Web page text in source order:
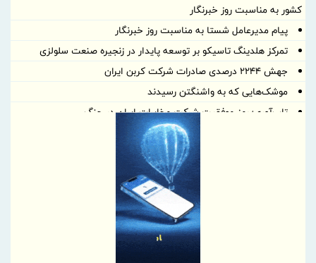
کشور به مناسبت روز خبرنگار
پیام مدیرعامل شستا به مناسبت روز خبرنگار
تمرکز هلدینگ تاسیکو بر توسعه پایدار در زنجیره صنعت سلولزی
جهش ۲۲۴۴ درصدی صادرات شرکت کربن ایران
موشک‌هایی که به واشنگتن رسیدند
تاب‌آوری؛ رمز موفقیت شرکت مخابرات ایران در جنگ
خبرنگاری؛ میان رسالتِ حقیقت و چالش‌های عصر جدید
رسانه‌های تخصصی بخشی از مسیر تسهیل تجارت/ خبرنگاران همراهان
پروژه‌های آسیب‌دیده از جنگ با بهره‌گیری از مهندسی ارزش بازسازی
پاسخ به پرسش‌های پرتکرار فعالان اقتصادی در قالب پادکست
پیشنهادات راهبردی بخش‌خصوصی برای افزایش تاب‌آوری در تجارت غذا